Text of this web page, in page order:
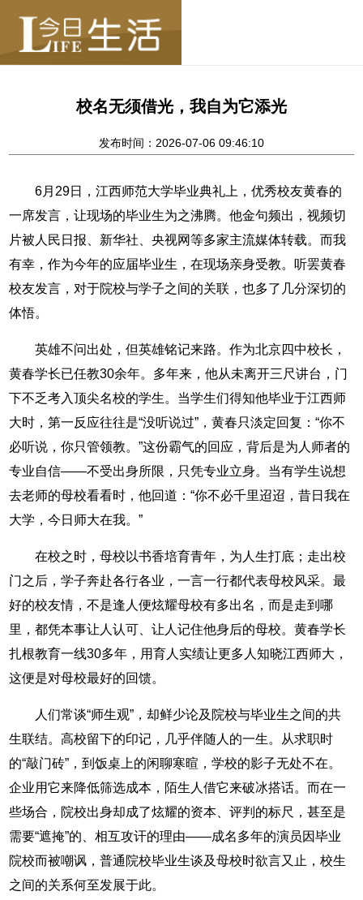
校名无须借光，我自为它添光
发布时间：2026-07-06 09:46:10
6月29日，江西师范大学毕业典礼上，优秀校友黄春的
一席发言，让现场的毕业生为之沸腾。他金句频出，视频切
片被人民日报、新华社、央视网等多家主流媒体转载。而我
有幸，作为今年的应届毕业生，在现场亲身受教。听罢黄春
校友发言，对于院校与学子之间的关联，也多了几分深切的
体悟。
英雄不问出处，但英雄铭记来路。作为北京四中校长，
黄春学长已任教30余年。多年来，他从未离开三尺讲台，门
下不乏考入顶尖名校的学生。当学生们得知他毕业于江西师
大时，第一反应往往是“没听说过”，黄春只淡定回复：“你不
必听说，你只管领教。”这份霸气的回应，背后是为人师者的
专业自信——不受出身所限，只凭专业立身。当有学生说想
去老师的母校看看时，他回道：“你不必千里迢迢，昔日我在
大学，今日师大在我。”
在校之时，母校以书香培育青年，为人生打底；走出校
门之后，学子奔赴各行各业，一言一行都代表母校风采。最
好的校友情，不是逢人便炫耀母校有多出名，而是走到哪
里，都凭本事让人认可、让人记住他身后的母校。黄春学长
扎根教育一线30多年，用育人实绩让更多人知晓江西师大，
这便是对母校最好的回馈。
人们常谈“师生观”，却鲜少论及院校与毕业生之间的共
生联结。高校留下的印记，几乎伴随人的一生。从求职时
的“敲门砖”，到饭桌上的闲聊寒暄，学校的影子无处不在。
企业用它来降低筛选成本，陌生人借它来破冰搭话。而在一
些场合，院校出身却成了炫耀的资本、评判的标尺，甚至是
需要“遮掩”的、相互攻讦的理由——成名多年的演员因毕业
院校而被嘲讽，普通院校毕业生谈及母校时欲言又止，校生
之间的关系何至发展于此。